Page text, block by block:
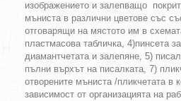
изображението и залепващо
мъниста в различни цветове със
отговарящи на мястото им в
пластмасова табличка, 4)пинсета
диамантчетата и залепяне, 5)
пълни върхът на писалката, 7)
отворените мъниста /пликчетата в
зависимост от организацията на